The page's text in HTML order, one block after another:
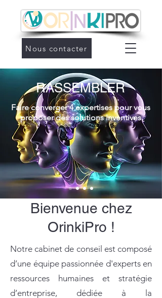
RASSEMBLER
Faire converger 4 expertises pour vous
proposer des solutions inventives
Nous contacter
Bienvenue chez
OrinkiPro !
Notre cabinet de conseil est composé
d’une équipe passionnée d'experts en
ressources humaines et stratégie
d’entreprise, dédiée à la